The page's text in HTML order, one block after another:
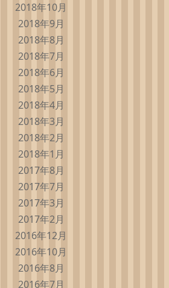
2018年10月
2018年9月
2018年8月
2018年7月
2018年6月
2018年5月
2018年4月
2018年3月
2018年2月
2018年1月
2017年8月
2017年7月
2017年3月
2017年2月
2016年12月
2016年10月
2016年8月
2016年7月